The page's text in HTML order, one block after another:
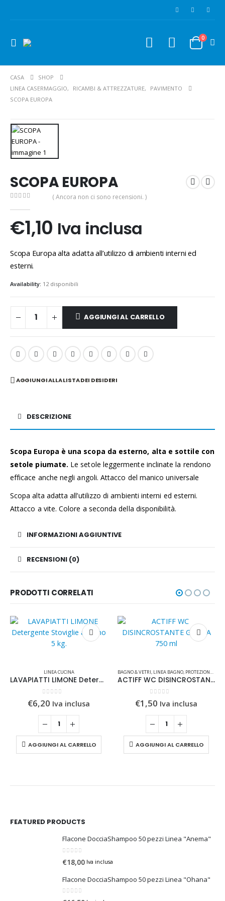
0
CASA
SHOP
LINEA CASERMAGGIO, RICAMBI & ATTREZZATURE,
PAVIMENTO
SCOPA EUROPA
SCOPA EUROPA
( Ancora non ci sono recensioni. )
€1,10 Iva inclusa
Scopa Europa alta adatta all’utilizzo di ambienti interni ed
esterni.
Availability: 12 disponibili
AGGIUNGI AL CARRELLO
AGGIUNGI ALLA LISTA DEI DESIDERI
DESCRIZIONE
Scopa Europa è una scopa da esterno, alta e sottile con
setole piumate. Le setole leggermente inclinate la rendono
efficace anche negli angoli. Attacco del manico universale
Scopa alta adatta all’utilizzo di ambienti interni ed esterni.
Attacco a vite. Colore a seconda della disponibilità.
INFORMAZIONI AGGIUNTIVE
RECENSIONI (0)
PRODOTTI CORRELATI
LINEA CUCINA
LAVAPIATTI LIMONE Detergente Stoviglie a mano 5 kg.
0 Su 5
€6,20 Iva inclusa
AGGIUNGI AL CARRELLO
BAGNO & VETRI, LINEA BAGNO, PROTEZIONE & IGIENE
ACTIFF WC DISINCROSTANTE GEL DA 750 ml
0 Su 5
€1,50 Iva inclusa
AGGIUNGI AL CARRELLO
FEATURED PRODUCTS
Flacone DocciaShampoo 50 pezzi Linea "Anema"
€18,00 Iva inclusa
Flacone DocciaShampoo 50 pezzi Linea "Ohana"
0Su 5